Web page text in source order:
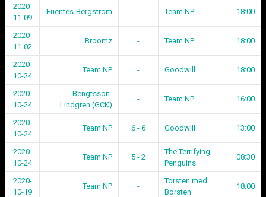
2020-
11-09
Fuentes-Bergström - Team NP 18:00
2020-
11-02
Broomz - Team NP 18:00
2020-
10-24
Team NP - Goodwill 18:00
2020-
10-24
Bengtsson-
Lindgren (GCK)
- Team NP 16:00
2020-
10-24
Team NP 6 - 6 Goodwill 13:00
2020-
10-24
Team NP 5 - 2
The Terrifying
Penguins
08:30
2020-
10-19
Team NP -
Torsten med
Borsten
18:00